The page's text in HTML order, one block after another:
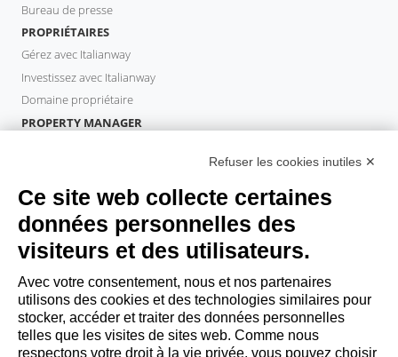
Bureau de presse
PROPRIÉTAIRES
Gérez avec Italianway
Investissez avec Italianway
Domaine propriétaire
PROPERTY MANAGER
INVITÉS
Réservez un séjour
Séjour longue durée
Expériences pour les clients
Reductions pour les clients
Conventions pour les entreprises
Refuser les cookies inutiles ✕
Ce site web collecte certaines
données personnelles des
visiteurs et des utilisateurs.
Avec votre consentement, nous et nos partenaires
utilisons des cookies et des technologies similaires pour
stocker, accéder et traiter des données personnelles
telles que les visites de sites web. Comme nous
respectons votre droit à la vie privée, vous pouvez choisir